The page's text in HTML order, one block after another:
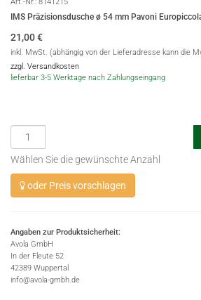
IMS Präzisionsdusche ø 54 mm Pavoni
21,00€
inkl. MwSt. (abhängig von der Lieferadresse kann die
zzgl. Versandkosten
lieferbar 3-5 Werktage nach Zahlungseingang
Wählen Sie die gewünschte Anzahl
oder Preis vorschlagen
Angaben zur Produktsicherheit:
Avola GmbH
In der Fleute 52
42389 Wuppertal
info@avola-gmbh.de